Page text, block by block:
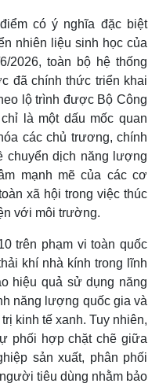
có ý nghĩa đặc biệt
nhiên liệu sinh học của
2026, toàn bộ hệ thống
đã chính thức triển khai
lộ trình được Bộ Công
là một dấu mốc quan
các chủ trương, chính
chuyển dịch năng lượng
mạnh mẽ của các cơ
xã hội trong việc thúc
với môi trường.
trên phạm vi toàn quốc
khí nhà kính trong lĩnh
hiệu quả sử dụng năng
năng lượng quốc gia và
kinh tế xanh. Tuy nhiên,
phối hợp chặt chẽ giữa
sản xuất, phân phối
tiêu dùng nhằm bảo